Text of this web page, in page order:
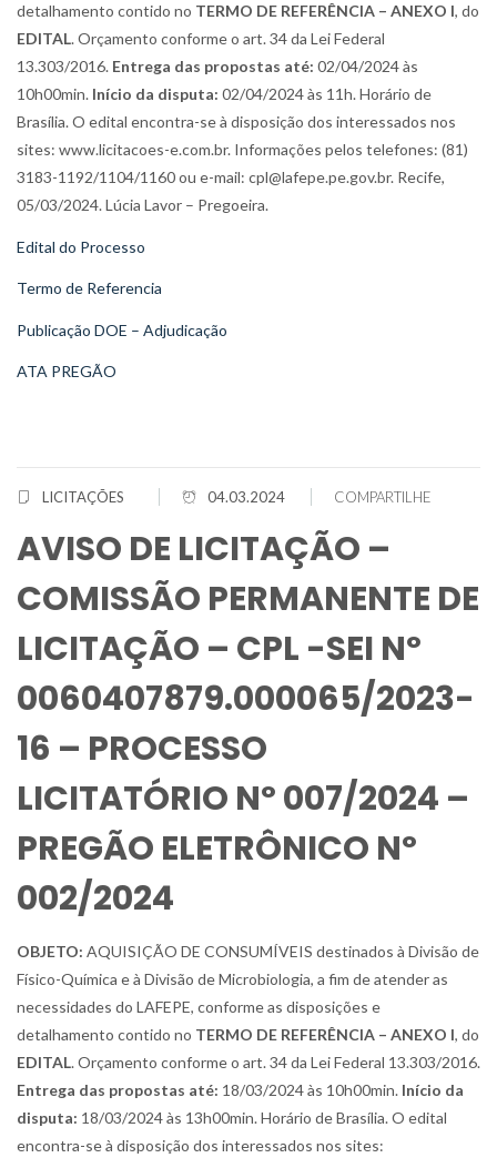
detalhamento contido no TERMO DE REFERÊNCIA – ANEXO I, do
EDITAL. Orçamento conforme o art. 34 da Lei Federal
13.303/2016. Entrega das propostas até: 02/04/2024 às
10h00min. Início da disputa: 02/04/2024 às 11h. Horário de
Brasília. O edital encontra-se à disposição dos interessados nos
sites: www.licitacoes-e.com.br. Informações pelos telefones: (81)
3183-1192/1104/1160 ou e-mail: cpl@lafepe.pe.gov.br. Recife,
05/03/2024. Lúcia Lavor – Pregoeira.
Edital do Processo
Termo de Referencia
Publicação DOE – Adjudicação
ATA PREGÃO
LICITAÇÕES 04.03.2024 COMPARTILHE
AVISO DE LICITAÇÃO –
COMISSÃO PERMANENTE DE
LICITAÇÃO – CPL -SEI Nº
0060407879.000065/2023-
16 – PROCESSO
LICITATÓRIO Nº 007/2024 –
PREGÃO ELETRÔNICO Nº
002/2024
OBJETO: AQUISIÇÃO DE CONSUMÍVEIS destinados à Divisão de
Físico-Química e à Divisão de Microbiologia, a fim de atender as
necessidades do LAFEPE, conforme as disposições e
detalhamento contido no TERMO DE REFERÊNCIA – ANEXO I, do
EDITAL. Orçamento conforme o art. 34 da Lei Federal 13.303/2016.
Entrega das propostas até: 18/03/2024 às 10h00min. Início da
disputa: 18/03/2024 às 13h00min. Horário de Brasília. O edital
encontra-se à disposição dos interessados nos sites: